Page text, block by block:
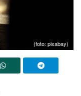
(foto: pixabay)